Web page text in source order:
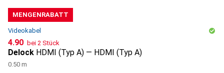
MENGENRABATT
Videokabel
CHF
4.90 bei 2 Stück
Delock HDMI (Typ A) — HDMI (Typ A)
0.50 m